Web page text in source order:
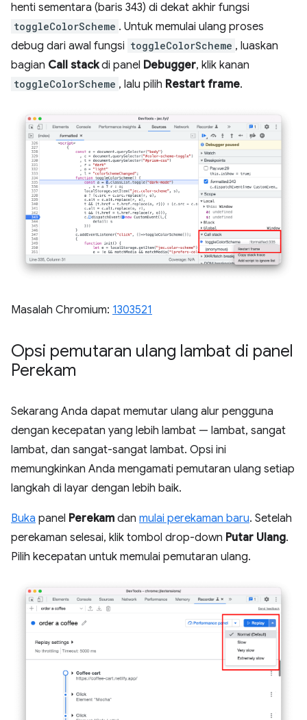
henti sementara (baris 343) di dekat akhir fungsi
toggleColorScheme . Untuk memulai ulang proses
debug dari awal fungsi toggleColorScheme , luaskan
bagian Call stackdi panel Debugger, klik kanan
toggleColorScheme , lalu pilih Restart frame.
Masalah Chromium: 1303521
Opsi pemutaran ulang lambat di panel
Perekam
Sekarang Anda dapat memutar ulang alur pengguna
dengan kecepatan yang lebih lambat — lambat, sangat
lambat, dan sangat-sangat lambat. Opsi ini
memungkinkan Anda mengamati pemutaran ulang setiap
langkah di layar dengan lebih baik.
Buka panel Perekam dan mulai perekaman baru. Setelah
perekaman selesai, klik tombol drop-down Putar Ulang.
Pilih kecepatan untuk memulai pemutaran ulang.